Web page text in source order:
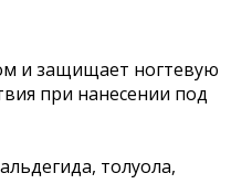
и защищает ногтевую
при нанесении под
толуола,